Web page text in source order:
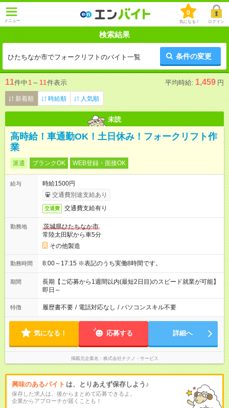
メニュー
0
気になる！ ログイン
検索結果
ひたちなか市でフォークリフトのバイト一覧 条件の変更
11件中1 ～ 11件表示 平均時給: 1,459 円
新着順 時給順 人気順
未読
高時給！車通勤OK！土日休み！フォークリフト作
業
派遣 ブランクOK WEB登録・面接OK
給与
時給1500円
交通費別途支給あり
交通費 交通費支給有り
勤務地
茨城県ひたちなか市
常陸太田駅から車5分
その他製造
勤務時間 8:00～17:15 ※表記のうち実働8時間です。
期間
長期【ご応募から1週間以内(最短2日目)のスピード就業が可能】
即日～
特徴 履歴書不要 / 電話対応なし / パソコンスキル不要
気になる！ 応募する 詳細へ
掲載元企業名 株式会社テクノ・サービス
興味のあるバイト は、とりあえず保存しよう♪
保存した求人は、後からまとめて応募できるよ。
企業からアプローチが届くことも！